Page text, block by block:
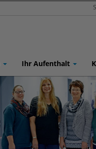
Ihr Aufenthalt